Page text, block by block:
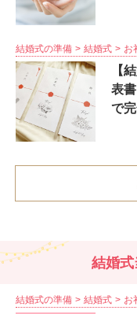
結婚式の準備 結婚式 お
【
表
で
結婚
結婚式の準備 結婚式 お